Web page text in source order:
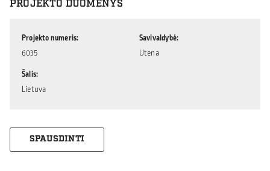
PROJEKTO DUOMENYS
Projekto numeris
6035
Šalis
Lietuva
Savivaldybė
Utena
SPAUSDINTI